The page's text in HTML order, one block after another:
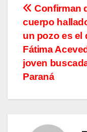
de
Confirman
cuerpo
un pozo es el
Fátima
joven
Paraná